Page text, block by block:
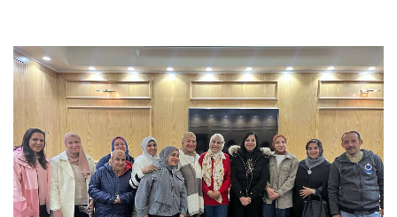
الطلاب
هيئة التدريس
الدراسات العليا